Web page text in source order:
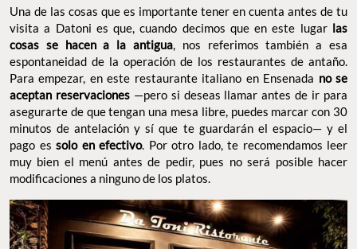
Una de las cosas que es importante tener en cuenta antes de tu
visita a Datoni es que, cuando decimos que en este lugar las
cosas se hacen a la antigua, nos referimos también a esa
espontaneidad de la operación de los restaurantes de antaño.
Para empezar, en este restaurante italiano en Ensenada no se
aceptan reservaciones—pero si deseas llamar antes de ir para
asegurarte de que tengan una mesa libre, puedes marcar con 30
minutos de antelación y sí que te guardarán el espacio— y el
pago es solo en efectivo. Por otro lado, te recomendamos leer
muy bien el menú antes de pedir, pues no será posible hacer
modificaciones a ninguno de los platos.